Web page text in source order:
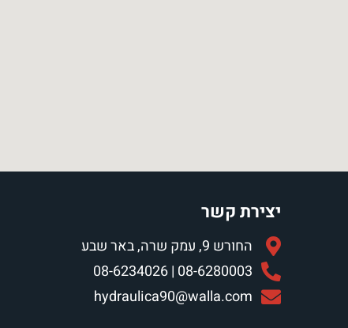
יצירת קשר
החורש 9, עמק שרה, באר שבע
08-6280003 | 08-6234026
hydraulica90@walla.com